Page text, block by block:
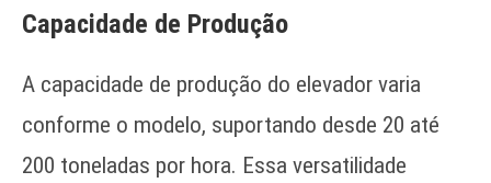
Capacidade de Produção
A capacidade de produção do elevador varia
conforme o modelo, suportando desde 20 até
200 toneladas por hora. Essa versatilidade